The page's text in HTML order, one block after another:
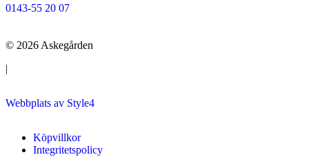
0143-55 20 07
© 2026 Askegården
Webbplats av Style4
Köpvillkor
Integritetspolicy